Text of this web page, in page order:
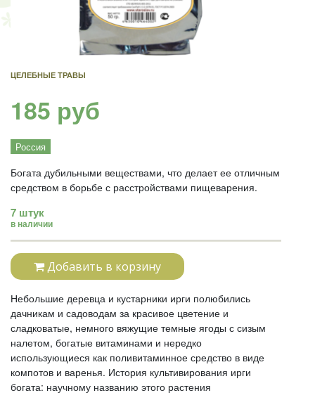
ЦЕЛЕБНЫЕ ТРАВЫ
185 руб
Россия
Богата дубильными веществами, что делает ее отличным
средством в борьбе с расстройствами пищеварения.
7 штук
в наличии
Добавить в корзину
Небольшие деревца и кустарники ирги полюбились
дачникам и садоводам за красивое цветение и
сладковатые, немного вяжущие темные ягоды с сизым
налетом, богатые витаминами и нередко
использующиеся как поливитаминное средство в виде
компотов и варенья. История культивирования ирги
богата: научному названию этого растения